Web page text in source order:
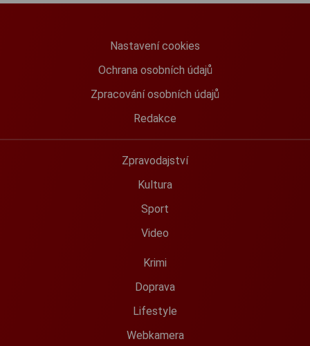
Nastavení cookies
Ochrana osobních údajů
Zpracování osobních údajů
Redakce
Zpravodajství
Kultura
Sport
Video
Krimi
Doprava
Lifestyle
Webkamera